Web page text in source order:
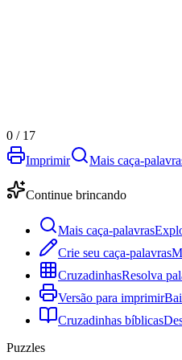
0 / 17
Imprimir
Mais caça-
Continue brincando
Mais caça-palavras
Crie seu caça-palavras
CruzadinhasResolva
Versão para imprimir
Cruzadinhas bíblicas
Puzzles